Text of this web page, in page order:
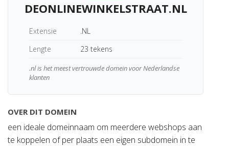
DEONLINEWINKELSTRAAT.NL
Extensie
.NL
Lengte
23 tekens
.nl is het meest vertrouwde domein voor Nederlandse
klanten
OVER DIT DOMEIN
een ideale domeinnaam om meerdere webshops aan
te koppelen of per plaats een eigen subdomein in te